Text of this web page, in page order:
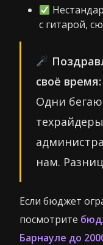
с гитарой,
своё время:
Одни
нам.
Если бюджет
посмотрите
Барнауле до